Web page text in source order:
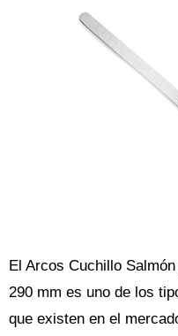
El Arcos Cuchillo
290 mm es uno de los
que existen en el